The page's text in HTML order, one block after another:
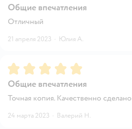
Общие впечатления
Отличный
21 апреля 2023 · Юлия А.
Рейтинг:5
Общие впечатления
Точная копия. Качественно сделано
24 марта 2023 · Валерий Н.